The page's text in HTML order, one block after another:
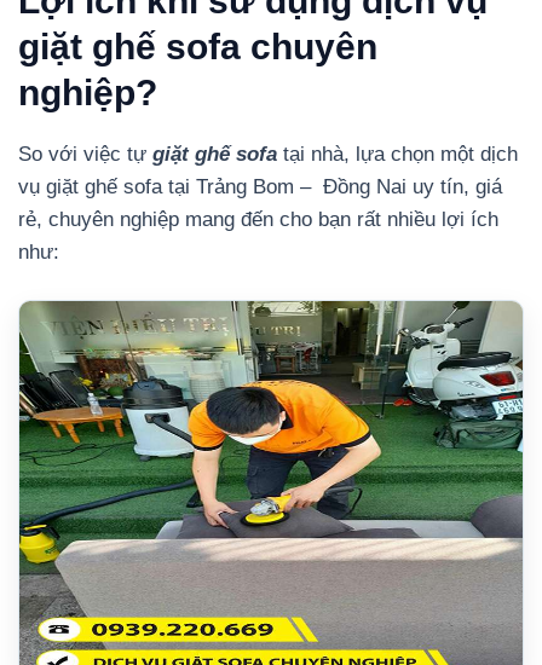
giặt ghế sofa chuyên
nghiệp?
So với việc tự giặt ghế sofa tại nhà, lựa chọn một dịch
vụ giặt ghế sofa tại Trảng Bom – Đồng Nai uy tín, giá
rẻ, chuyên nghiệp mang đến cho bạn rất nhiều lợi ích
như: